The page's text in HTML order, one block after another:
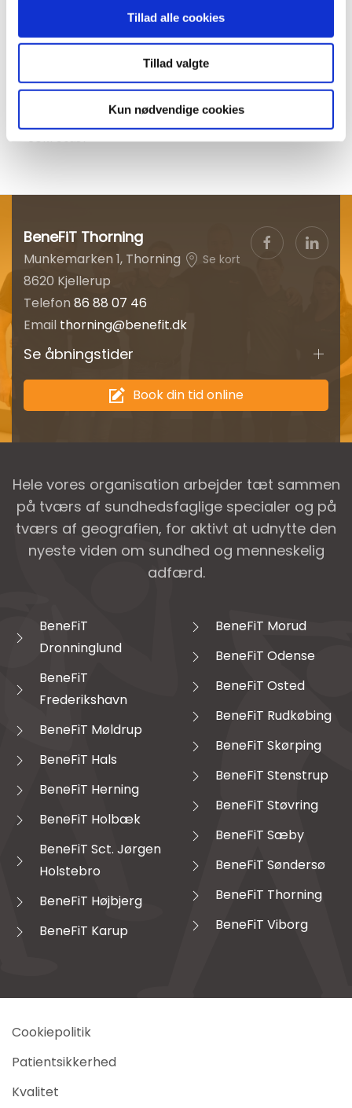
Tillad alle cookies
Tillad valgte
Kun nødvendige cookies
Bente Serritslev
Sekretær
BeneFiT Thorning
Munkemarken 1, Thorning Se kort
8620 Kjellerup
Telefon 86 88 07 46
Email thorning@benefit.dk
Se åbningstider
Book din tid online
Hele vores organisation arbejder tæt sammen
på tværs af sundhedsfaglige specialer og på
tværs af geografien, for aktivt at udnytte den
nyeste viden om sundhed og menneskelig
adfærd.
BeneFiT
Dronninglund
BeneFiT
Frederikshavn
BeneFiT Møldrup
BeneFiT Hals
BeneFiT Herning
BeneFiT Holbæk
BeneFiT Sct. Jørgen
Holstebro
BeneFiT Højbjerg
BeneFiT Karup
BeneFiT Morud
BeneFiT Odense
BeneFiT Osted
BeneFiT Rudkøbing
BeneFiT Skørping
BeneFiT Stenstrup
BeneFiT Støvring
BeneFiT Sæby
BeneFiT Søndersø
BeneFiT Thorning
BeneFiT Viborg
Cookiepolitik
Patientsikkerhed
Kvalitet